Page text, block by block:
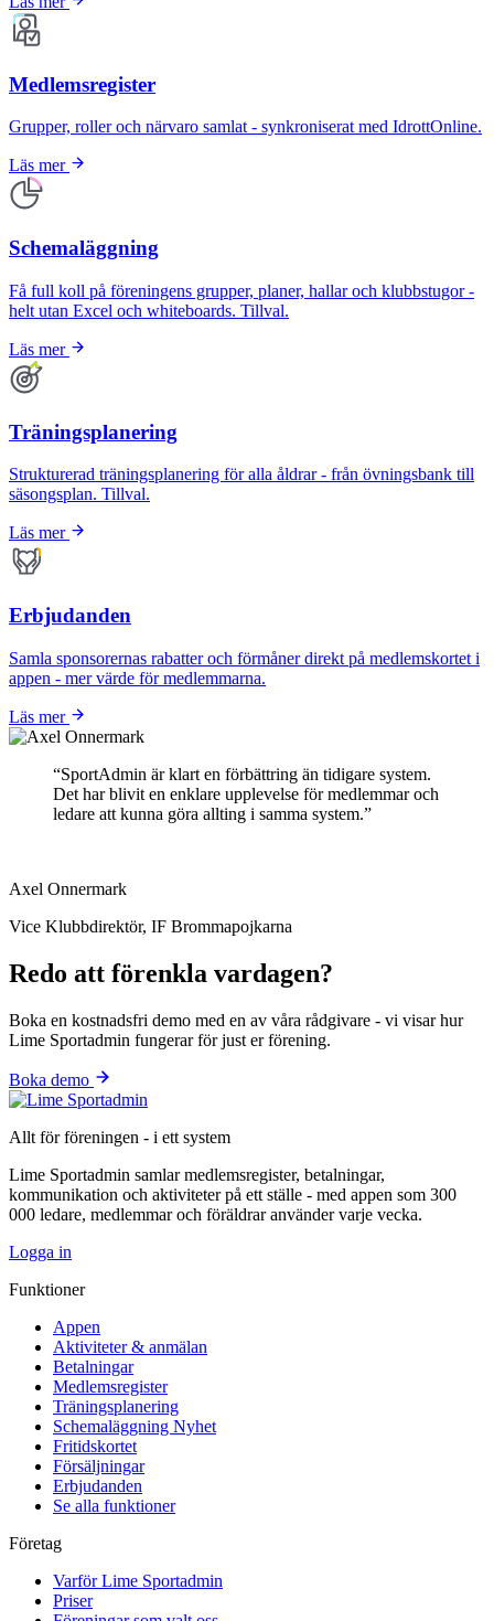
Medlemsregister
Grupper, roller och närvaro samlat - synkroniserat med IdrottOnline.
Läs mer
Schemaläggning
Få full koll på föreningens grupper, planer, hallar och klubbstugor -
helt utan Excel och whiteboards. Tillval.
Läs mer
Träningsplanering
Strukturerad träningsplanering för alla åldrar - från övningsbank till
säsongsplan. Tillval.
Läs mer
Erbjudanden
Samla sponsorernas rabatter och förmåner direkt på medlemskortet i
appen - mer värde för medlemmarna.
Läs mer
“SportAdmin är klart en förbättring än tidigare system.
Det har blivit en enklare upplevelse för medlemmar och
ledare att kunna göra allting i samma system.”
Axel Onnermark
Vice Klubbdirektör, IF Brommapojkarna
Redo att förenkla vardagen?
Boka en kostnadsfri demo med en av våra rådgivare - vi visar hur
Lime Sportadmin fungerar för just er förening.
Boka demo
Allt för föreningen - i ett system
Lime Sportadmin samlar medlemsregister, betalningar,
kommunikation och aktiviteter på ett ställe - med appen som 300
000 ledare, medlemmar och föräldrar använder varje vecka.
Logga in
Funktioner
Appen
Aktiviteter & anmälan
Betalningar
Medlemsregister
Träningsplanering
Schemaläggning Nyhet
Fritidskortet
Försäljningar
Erbjudanden
Se alla funktioner
Företag
Varför Lime Sportadmin
Priser